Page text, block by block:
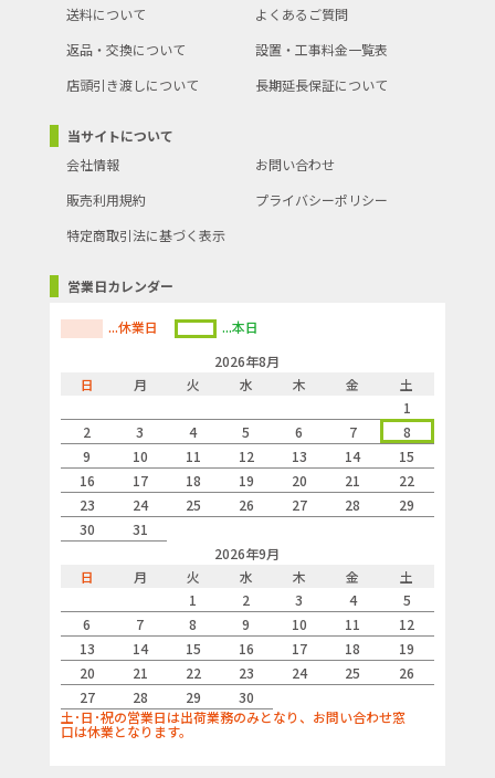
送料について
よくあるご質問
返品・交換について
設置・工事料金一覧表
店頭引き渡しについて
長期延長保証について
当サイトについて
会社情報
お問い合わせ
販売利用規約
プライバシーポリシー
特定商取引法に基づく表示
営業日カレンダー
...休業日
...本日
2026年8月
日
月 火 水 木 金
土
1
2
3 4 5 6 7
8
9
10 11 12 13 14
15
16
17 18 19 20 21
22
23
24 25 26 27 28
29
30
31
2026年9月
日
月 火 水 木 金
土
1
2 3 4
5
6
7 8 9 10 11
12
13
14 15 16 17 18
19
20
21 22 23 24 25
26
27
28 29
30
土･日･祝の営業日は出荷業務のみとなり、お問い合わせ窓
口は休業となります。